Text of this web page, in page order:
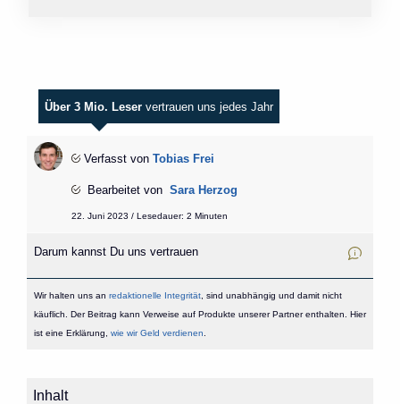
Über 3 Mio. Leser vertrauen uns jedes Jahr
Verfasst von Tobias Frei
Bearbeitet von Sara Herzog
22. Juni 2023 / Lesedauer: 2 Minuten
Darum kannst Du uns vertrauen
Wir halten uns an redaktionelle Integrität, sind unabhängig und damit nicht
käuflich. Der Beitrag kann Verweise auf Produkte unserer Partner enthalten. Hier
ist eine Erklärung, wie wir Geld verdienen
Inhalt